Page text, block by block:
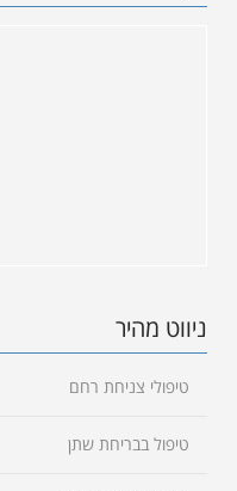
ניווט מהיר
טיפולי צניחת רחם
טיפול בבריחת שתן